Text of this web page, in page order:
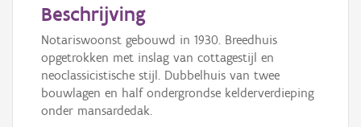
Beschrijving
Notariswoonst gebouwd in 1930. Breedhuis
opgetrokken met inslag van cottagestijl en
neoclassicistische stijl. Dubbelhuis van twee
bouwlagen en half ondergrondse kelderverdieping
onder mansardedak.